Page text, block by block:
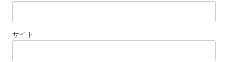
サイト